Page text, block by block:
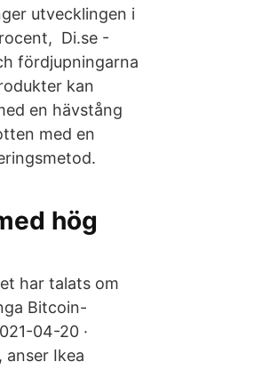
utvecklingen i
Di.se -
fördjupningarna
kan
en hävstång
med en
hög
har talats om
Bitcoin-
04-20 ·
Ikea